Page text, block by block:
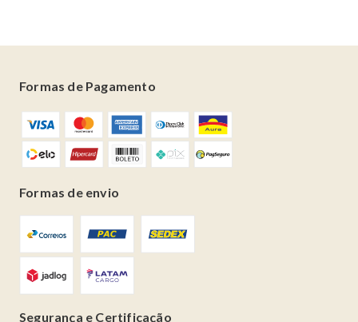
Formas de Pagamento
Formas de envio
Segurança e Certificação